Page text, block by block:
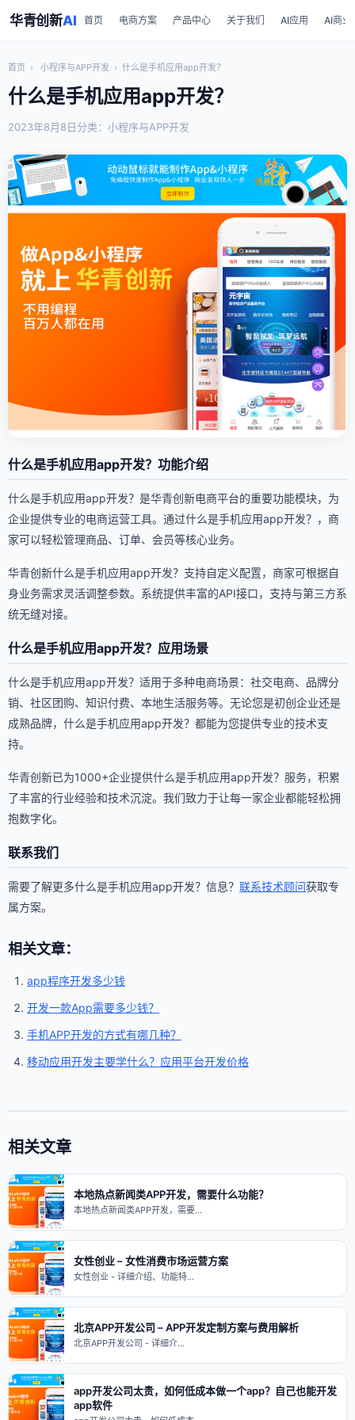
华青创新AI 首页 电商方案 产品中心 关于我们 AI应用 AI商业
首页 › 小程序与APP开发 › 什么是手机应用app开发？
什么是手机应用app开发？
2023年8月8日分类：小程序与APP开发
什么是手机应用app开发？功能介绍
什么是手机应用app开发？是华青创新电商平台的重要功能模块，为
企业提供专业的电商运营工具。通过什么是手机应用app开发？，商
家可以轻松管理商品、订单、会员等核心业务。
华青创新什么是手机应用app开发？支持自定义配置，商家可根据自
身业务需求灵活调整参数。系统提供丰富的API接口，支持与第三方系
统无缝对接。
什么是手机应用app开发？应用场景
什么是手机应用app开发？适用于多种电商场景：社交电商、品牌分
销、社区团购、知识付费、本地生活服务等。无论您是初创企业还是
成熟品牌，什么是手机应用app开发？都能为您提供专业的技术支
持。
华青创新已为1000+企业提供什么是手机应用app开发？服务，积累
了丰富的行业经验和技术沉淀。我们致力于让每一家企业都能轻松拥
抱数字化。
联系我们
需要了解更多什么是手机应用app开发？信息？ 联系技术顾问获取专
属方案。
相关文章：
app程序开发多少钱
开发一款App需要多少钱？
手机APP开发的方式有哪几种？
移动应用开发主要学什么？应用平台开发价格
相关文章
本地热点新闻类APP开发，需要什么功能？
本地热点新闻类APP开发，需要…
女性创业 – 女性消费市场运营方案
女性创业 - 详细介绍、功能特…
北京APP开发公司 – APP开发定制方案与费用解析
北京APP开发公司 - 详细介…
app开发公司太贵，如何低成本做一个app？自己也能开发
app软件